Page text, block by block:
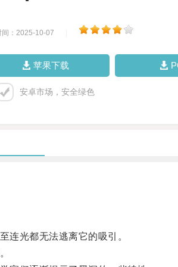
间：2025-10-07
苹果下载
安卓市场，安全绿色
光都无法逃离它的吸引。